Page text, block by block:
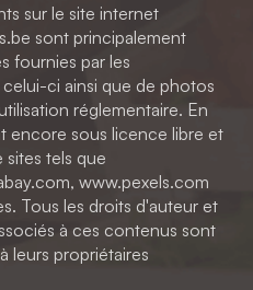
sur le site internet
sont principalement
fournies par les
ci ainsi que de photos
réglementaire. En
encore sous licence libre et
tels que
www.pexels.com
Tous les droits d'auteur et
à ces contenus sont
leurs propriétaires